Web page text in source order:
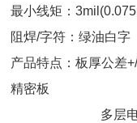
最小线矩：
阻焊/字符：绿油白字
产品特点：板厚公差
精密板
多层